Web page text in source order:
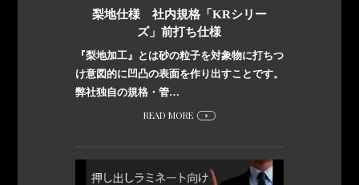
梨地仕様 社内規格「KRシリー
ズ」前打ち仕様
『梨地加工』とは砂の粒子を対象物に打ちつ
け意図的に凹凸の表面を作り出すことです。
弊社独自の規格・管…
READ MORE